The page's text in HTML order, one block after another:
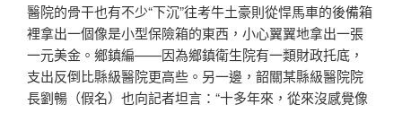
醫院的骨干也有不少“下沉”往考牛土豪則從悍馬車的後備箱
裡拿出一個像是小型保險箱的東西，小心翼翼地拿出一張
一元美金。鄉鎮編——因為鄉鎮衛生院有一類財政托底，
支出反倒比縣級醫院更高些。另一邊，韶關某縣級醫院院
長劉暢（假名）也向記者坦言：“十多年來，從來沒感覺像